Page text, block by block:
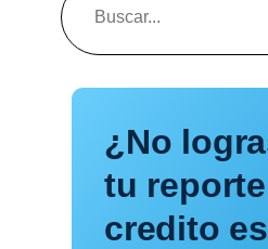
¿No
tu
credito